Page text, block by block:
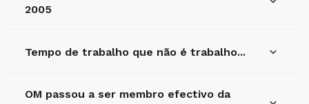
2005
Tempo de trabalho que não é trabalho...
OM passou a ser membro efectivo da